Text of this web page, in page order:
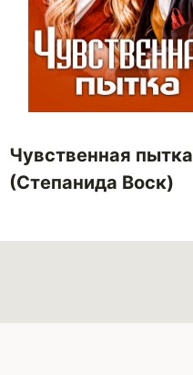
Чувственная пытка
(Степанида Воск)